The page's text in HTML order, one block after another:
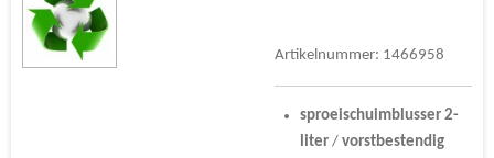
Artikelnummer: 1466958
sproeischuimblusser 2-
liter/ vorstbestendig